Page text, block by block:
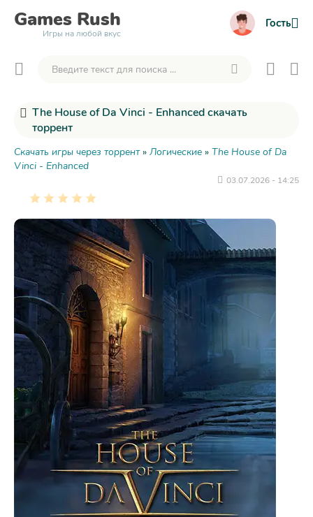
Games Rush
Игры на любой вкус
Гость
The House of Da Vinci - Enhanced скачать
торрент
Скачать игры через торрент» Логические » The House of Da
Vinci - Enhanced
03.07.2026 - 14:25